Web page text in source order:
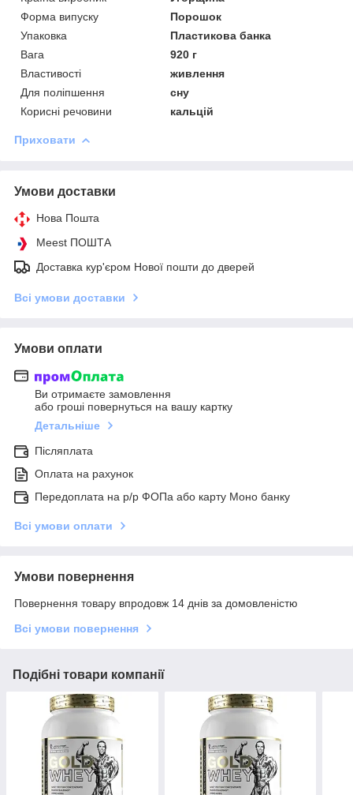
Форма випуску
Порошок
Упаковка
Пластикова банка
Вага
920 г
Властивості
живлення
Для поліпшення
сну
Корисні речовини
кальцій
Приховати
Умови доставки
Нова Пошта
Meest ПОШТА
Доставка кур'єром Нової пошти до дверей
Всі умови доставки
Умови оплати
Ви отримаєте замовлення
або гроші повернуться на вашу картку
Детальніше
Післяплата
Оплата на рахунок
Передоплата на р/р ФОПа або карту Моно банку
Всі умови оплати
Умови повернення
Повернення товару впродовж 14 днів за домовленістю
Всі умови повернення
Подібні товари компанії